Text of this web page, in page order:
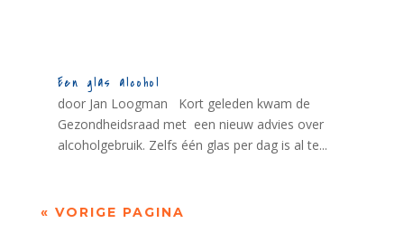
Een glas alcohol
door Jan Loogman Kort geleden kwam de
Gezondheidsraad met een nieuw advies over
alcoholgebruik. Zelfs één glas per dag is al te...
« VORIGE PAGINA